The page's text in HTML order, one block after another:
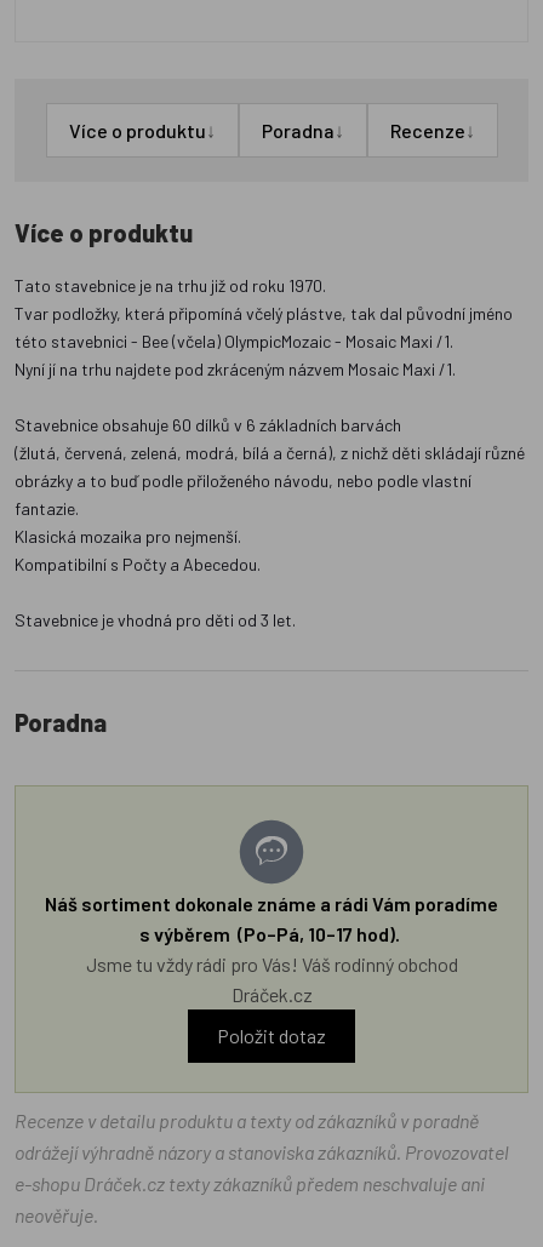
Více o produktu↓ Poradna↓ Recenze↓
Více o produktu
Tato stavebnice je na trhu již od roku 1970.
Tvar podložky, která připomíná včelý plástve, tak dal původní jméno
této stavebnici - Bee (včela) OlympicMozaic - Mosaic Maxi /1.
Nyní jí na trhu najdete pod zkráceným názvem Mosaic Maxi /1.
Stavebnice obsahuje 60 dílků v 6 základních barvách
(žlutá, červená, zelená, modrá, bílá a černá), z nichž děti skládají různé
obrázky a to buď podle přiloženého návodu, nebo podle vlastní
fantazie.
Klasická mozaika pro nejmenší.
Kompatibilní s Počty a Abecedou.
Stavebnice je vhodná pro děti od 3 let.
Poradna
Náš sortiment dokonale známe a rádi Vám poradíme
s výběrem (Po–Pá, 10–17 hod).
Jsme tu vždy rádi pro Vás! Váš rodinný obchod
Dráček.cz
Položit dotaz
Recenze v detailu produktu a texty od zákazníků v poradně
odrážejí výhradně názory a stanoviska zákazníků. Provozovatel
e-shopu Dráček.cz texty zákazníků předem neschvaluje ani
neověřuje.